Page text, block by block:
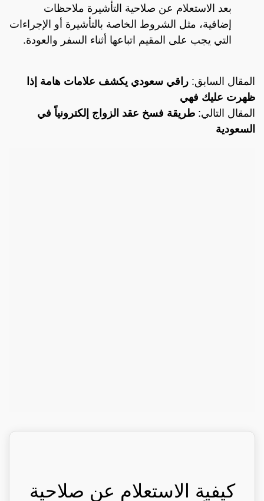
بعد الاستعلام عن صلاحية التأشيرة ملاحظات
إضافية، مثل الشروط الخاصة بالتأشيرة أو الإجراءات
التي يجب على المقيم اتباعها أثناء السفر والعودة.
المقال السابق: راقي سعودي يكشف علامات هامة إذا
ظهرت عليك فهي
المقال التالي: طريقة فسخ عقد الزواج إلكترونياً في
السعودية
كيفية الاستعلام عن صلاحية